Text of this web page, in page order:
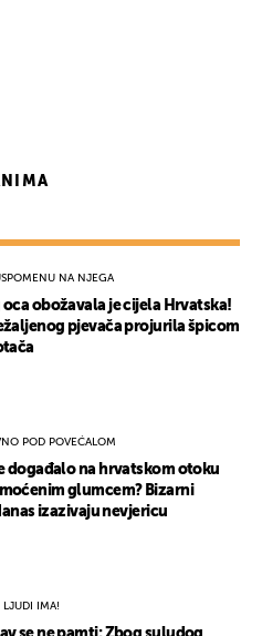
NA NJEGA
oca obožavala je cijela Hrvatska!
pjevača projurila špicom
POD POVEĆALOM
događalo na hrvatskom otoku
glumcem? Bizarni
izazivaju nevjericu
LJUDI IMA!